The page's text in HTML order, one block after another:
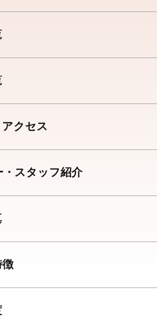
クセス
・スタッフ紹介
徴